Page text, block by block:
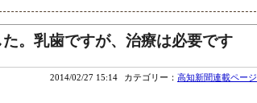
。乳歯ですが、治療は必要です
2014/02/27 15:14 カテゴリー： 高知新聞連載ページ